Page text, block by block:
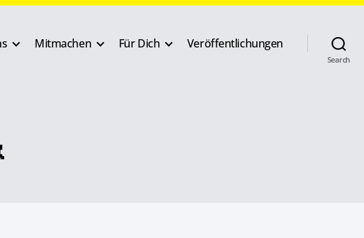
Mitmachen Für Dich Veröffentlichungen
Search